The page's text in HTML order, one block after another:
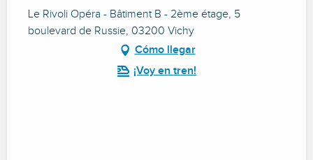
Le Rivoli Opéra - Bâtiment B - 2ème étage, 5
boulevard de Russie, 03200 Vichy
Cómo llegar
¡Voy en tren!